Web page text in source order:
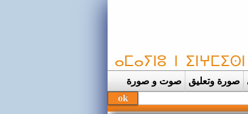
صورة وتعليق صوت و صورة